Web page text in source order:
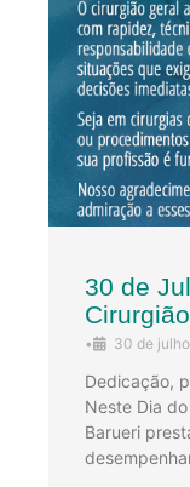
30 de
• 30 de
Dedicação,
Neste Dia
Barueri